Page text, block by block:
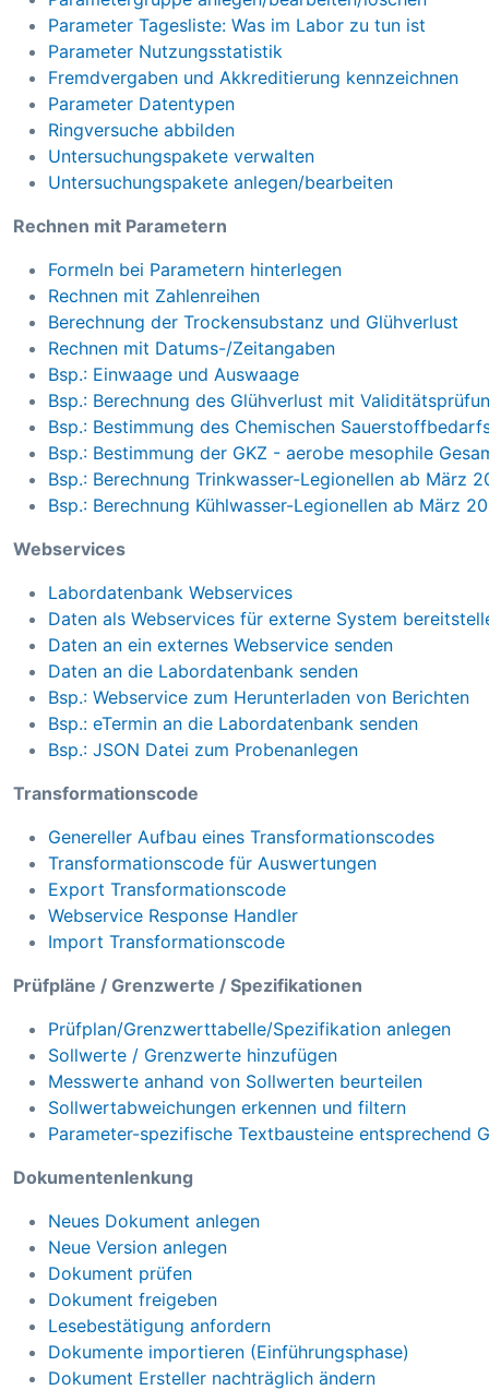
Parameter Tagesliste: Was im Labor zu tun ist
Parameter Nutzungsstatistik
Fremdvergaben und Akkreditierung kennzeichnen
Parameter Datentypen
Ringversuche abbilden
Untersuchungspakete verwalten
Untersuchungspakete anlegen/bearbeiten
Rechnen mit Parametern
Formeln bei Parametern hinterlegen
Rechnen mit Zahlenreihen
Berechnung der Trockensubstanz und Glühverlust
Rechnen mit Datums-/Zeitangaben
Bsp.: Einwaage und Auswaage
Bsp.: Berechnung des Glühverlust mit
Bsp.: Bestimmung des Chemischen
Bsp.: Bestimmung der GKZ - aerobe mesophile
Bsp.: Berechnung Trinkwasser-Legionellen ab März
Bsp.: Berechnung Kühlwasser-Legionellen ab März
Webservices
Labordatenbank Webservices
Daten als Webservices für externe System
Daten an ein externes Webservice senden
Daten an die Labordatenbank senden
Bsp.: Webservice zum Herunterladen von Berichten
Bsp.: eTermin an die Labordatenbank senden
Bsp.: JSON Datei zum Probenanlegen
Transformationscode
Genereller Aufbau eines Transformationscodes
Transformationscode für Auswertungen
Export Transformationscode
Webservice Response Handler
Import Transformationscode
Prüfpläne / Grenzwerte / Spezifikationen
Prüfplan/Grenzwerttabelle/Spezifikation anlegen
Sollwerte / Grenzwerte hinzufügen
Messwerte anhand von Sollwerten beurteilen
Sollwertabweichungen erkennen und filtern
Parameter-spezifische Textbausteine entsprechend
Dokumentenlenkung
Neues Dokument anlegen
Neue Version anlegen
Dokument prüfen
Dokument freigeben
Lesebestätigung anfordern
Dokumente importieren (Einführungsphase)
Dokument Ersteller nachträglich ändern